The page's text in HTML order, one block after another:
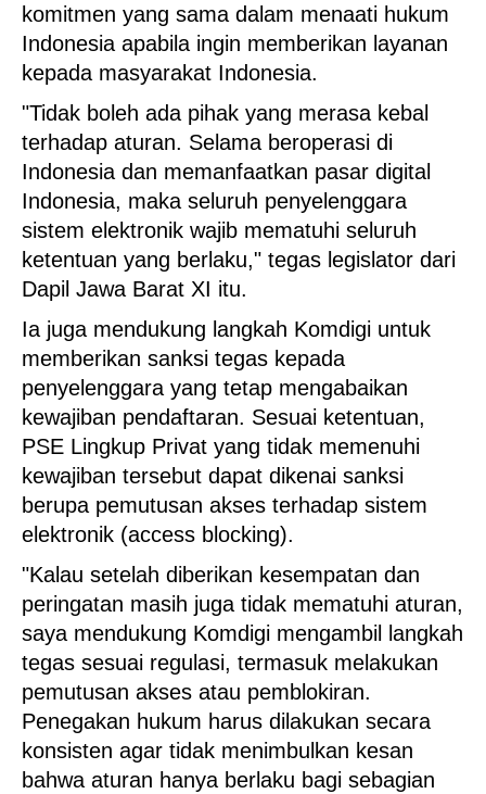
komitmen yang sama dalam menaati hukum
Indonesia apabila ingin memberikan layanan
kepada masyarakat Indonesia.
"Tidak boleh ada pihak yang merasa kebal
terhadap aturan. Selama beroperasi di
Indonesia dan memanfaatkan pasar digital
Indonesia, maka seluruh penyelenggara
sistem elektronik wajib mematuhi seluruh
ketentuan yang berlaku," tegas legislator dari
Dapil Jawa Barat XI itu.
Ia juga mendukung langkah Komdigi untuk
memberikan sanksi tegas kepada
penyelenggara yang tetap mengabaikan
kewajiban pendaftaran. Sesuai ketentuan,
PSE Lingkup Privat yang tidak memenuhi
kewajiban tersebut dapat dikenai sanksi
berupa pemutusan akses terhadap sistem
elektronik (access blocking).
"Kalau setelah diberikan kesempatan dan
peringatan masih juga tidak mematuhi aturan,
saya mendukung Komdigi mengambil langkah
tegas sesuai regulasi, termasuk melakukan
pemutusan akses atau pemblokiran.
Penegakan hukum harus dilakukan secara
konsisten agar tidak menimbulkan kesan
bahwa aturan hanya berlaku bagi sebagian